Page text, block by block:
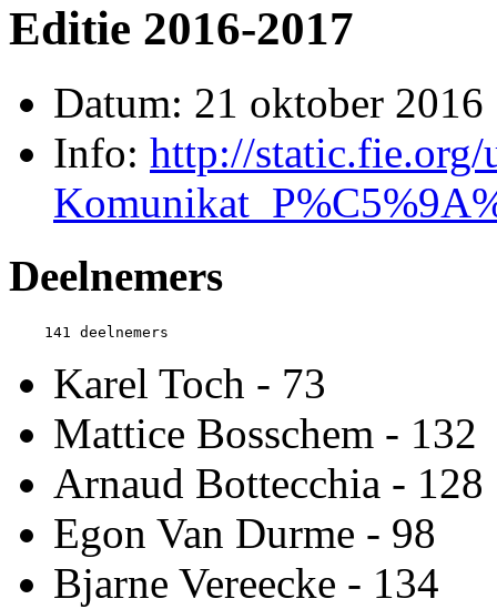
Editie 2016-2017
Datum: 21 oktober 2016
Info: http://static.fie.org/
Deelnemers
Karel Toch - 73
Mattice Bosschem - 132
Arnaud Bottecchia - 128
Egon Van Durme - 98
Bjarne Vereecke - 134